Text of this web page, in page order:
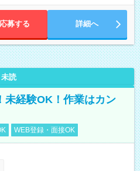
応募する 詳細へ
未読
未経験OK！作業はカン
WEB登録・面接OK